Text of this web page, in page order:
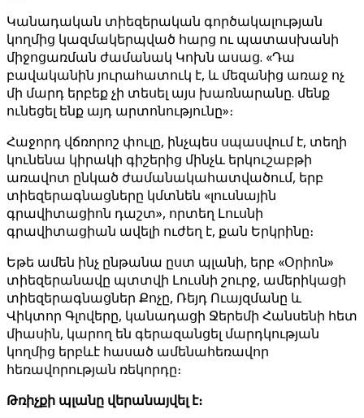
Կանադական տիեզերական գործակալության
կողմից կազմակերպված հարց ու պատասխանի
միջոցառման ժամանակ Կոխն ասաց. «Դա
բավականին յուրահատուկ է, և մեզանից առաջ ոչ
մի մարդ երբեք չի տեսել այս խառնարանը. մենք
ունեցել ենք այդ արտոնությունը»։
Հաջորդ վճռորոշ փուլը, ինչպես սպասվում է, տեղի
կունենա կիրակի գիշերից մինչև երկուշաբթի
առավոտ ընկած ժամանակահատվածում, երբ
տիեզերագնացները կմտնեն «լուսնային
գրավիտացիոն դաշտ», որտեղ Լուսնի
գրավիտացիան ավելի ուժեղ է, քան Երկրինը։
Եթե ​​ամեն ինչ ընթանա ըստ պլանի, երբ «Օրիոն»
տիեզերանավը պտտվի Լուսնի շուրջ, ամերիկացի
տիեզերագնացներ Քոչը, Ռեյդ Ուայզմանը և
Վիկտոր Գլովերը, կանադացի Ջերեմի Հանսենի հետ
միասին, կարող են գերազանցել մարդկության
կողմից երբևէ հասած ամենահեռավոր
հեռավորության ռեկորդը։
Թռիչքի պլանը վերանայվել է։